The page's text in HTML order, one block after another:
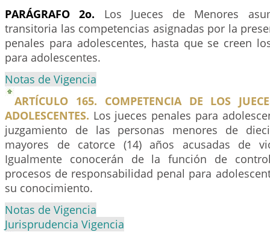
PARÁGRAFO 2o. Los Jueces de Menores
transitoria las competencias asignadas por la
penales para adolescentes, hasta que se creen
para adolescentes.
Notas de Vigencia
ARTÍCULO 165. COMPETENCIA DE LOS
ADOLESCENTES. Los jueces penales para
juzgamiento de las personas menores de
mayores de catorce (14) años acusadas de
Igualmente conocerán de la función de
procesos de responsabilidad penal para
su conocimiento.
Notas de Vigencia
Jurisprudencia Vigencia